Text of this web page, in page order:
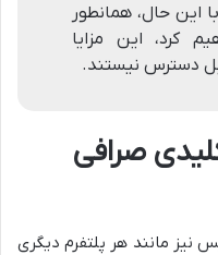
این حال، همانطور
کرد، این مزایا
دسترس نیستند.
صرافی
نیز مانند هر پلتفرم دیگری